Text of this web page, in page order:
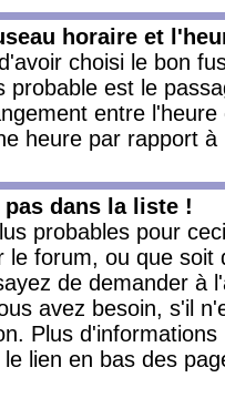
horaire et
choisi le bon
probable est le
entre
heure par rapport à
dans la liste !
probables pour
le forum, ou que
de demander à
avez besoin, s'il
Plus
lien en bas des